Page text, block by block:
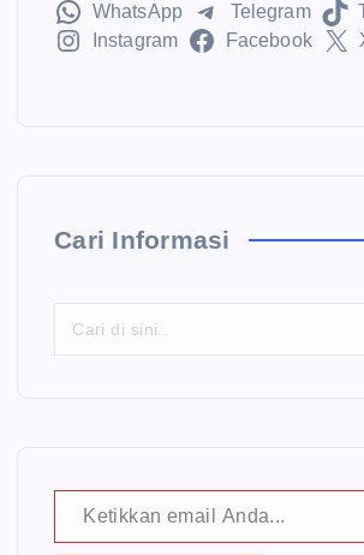
WhatsApp Telegram
Instagram
Facebook
Cari Informasi
Ketikkan email Anda...